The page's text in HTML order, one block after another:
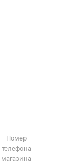
Номер
телефона
магазина